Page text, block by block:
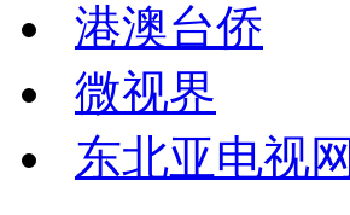
港澳台侨
微视界
东北亚电视网